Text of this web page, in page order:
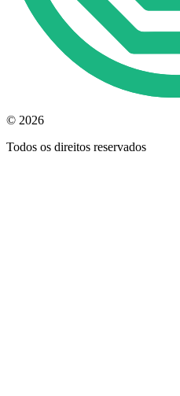
© 2026
Todos os direitos reservados